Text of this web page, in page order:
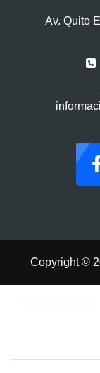
Av. Quito
Copyright ©